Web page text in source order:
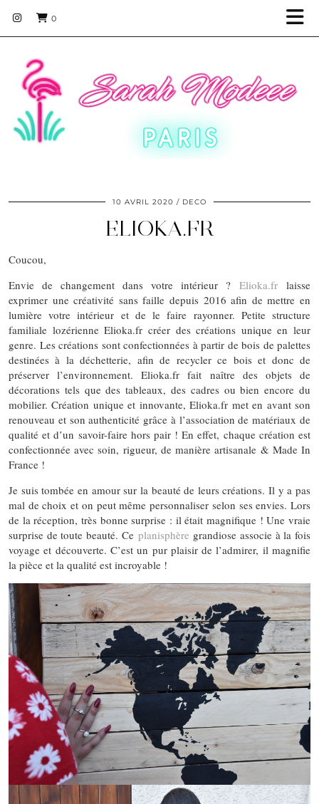
0
10 AVRIL 2020 DECO
ELIOKA.FR
Coucou,
Envie de changement dans votre intérieur ? Elioka.fr laisse
exprimer une créativité sans faille depuis 2016 afin de mettre en
lumière votre intérieur et de le faire rayonner. Petite structure
familiale lozérienne Elioka.fr créer des créations unique en leur
genre. Les créations sont confectionnées à partir de bois de palettes
destinées à la déchetterie, afin de recycler ce bois et donc de
préserver l’environnement. Elioka.fr fait naître des objets de
décorations tels que des tableaux, des cadres ou bien encore du
mobilier. Création unique et innovante, Elioka.fr met en avant son
renouveau et son authenticité grâce à l’association de matériaux de
qualité et d’un savoir-faire hors pair ! En effet, chaque création est
confectionnée avec soin, rigueur, de manière artisanale & Made In
France !
Je suis tombée en amour sur la beauté de leurs créations. Il y a pas
mal de choix et on peut même personnaliser selon ses envies. Lors
de la réception, très bonne surprise : il était magnifique ! Une vraie
surprise de toute beauté. Ce planisphère grandiose associe à la fois
voyage et découverte. C’est un pur plaisir de l’admirer, il magnifie
la pièce et la qualité est incroyable !